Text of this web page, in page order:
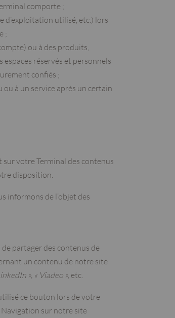
comporte ;
d’exploitation utilisé, etc.) lors
;
ou à des produits,
réservés et personnels
confiés ;
à un service après un certain
votre Terminal des contenus
disposition.
informons de l’objet des
partager des contenus de
un contenu de notre site
», « Viadeo », etc.
ce bouton lors de votre
sur notre site